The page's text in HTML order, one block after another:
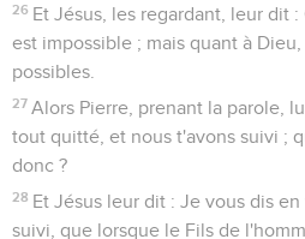
26 Et Jésus, les regardant, leur dit
est impossible ; mais quant à
possibles.
27 Alors Pierre, prenant la parole,
tout quitté, et nous t'avons suivi ;
donc ?
28 Et Jésus leur dit : Je vous dis
suivi, que lorsque le Fils de